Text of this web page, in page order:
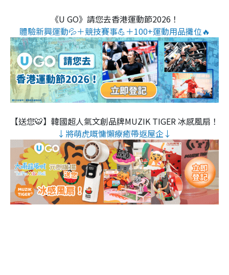
《U GO》請您去香港運動節2026！
體驗新興運動💦＋競技賽事💪＋100+運動用品攤位🔥
【送您🐯】韓國超人氣文創品牌MUZIK TIGER 冰感風扇！
↓將萌虎嘅慵懶療癒帶返屋企↓